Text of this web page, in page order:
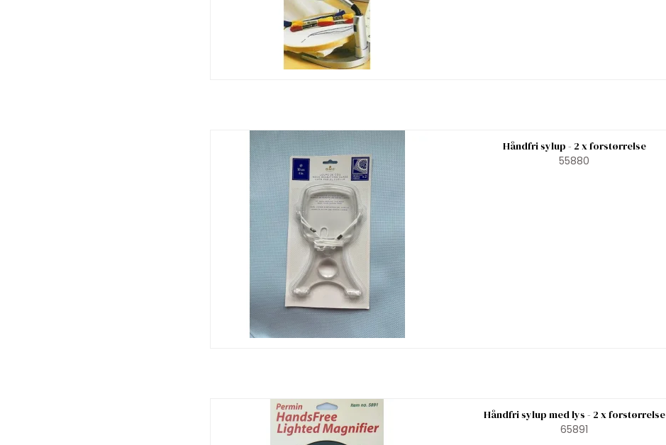
Håndfri sylup - 2 x forstørrelse
55880
Håndfri sylup med lys - 2 x forstørrelse
65891